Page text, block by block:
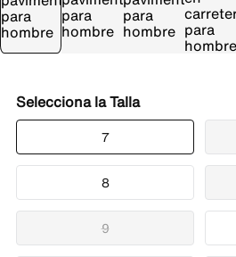
Talla
7
8
9